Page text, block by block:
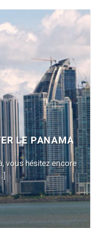
LE PANAMA
vous hésitez encore